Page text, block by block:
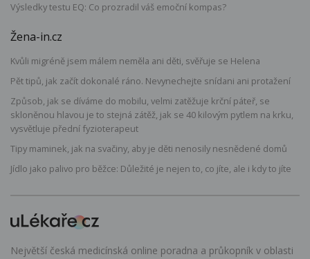
Výsledky testu EQ: Co prozradil váš emoční kompas?
Žena-in.cz
Kvůli migréně jsem málem neměla ani děti, svěřuje se Helena
Pět tipů, jak začít dokonalé ráno. Nevynechejte snídani ani protažení
Způsob, jak se díváme do mobilu, velmi zatěžuje krční páteř, se
skloněnou hlavou je to stejná zátěž, jak se 40 kilovým pytlem na krku,
vysvětluje přední fyzioterapeut
Tipy maminek, jak na svačiny, aby je děti nenosily nesnědené domů
Jídlo jako palivo pro běžce: Důležité je nejen to, co jíte, ale i kdy to jíte
Největší česká medicínská online poradna a průkopník v oblasti